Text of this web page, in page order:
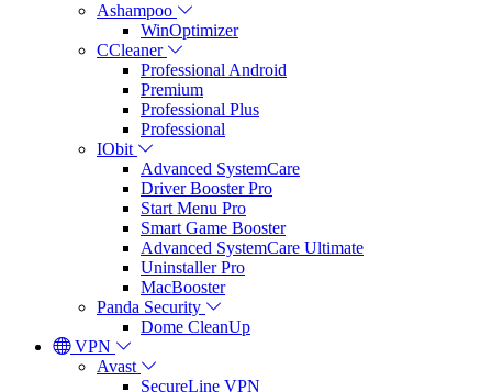
Ashampoo
WinOptimizer
CCleaner
Professional Android
Premium
Professional Plus
Professional
IObit
Advanced SystemCare
Driver Booster Pro
Start Menu Pro
Smart Game Booster
Advanced SystemCare Ultimate
Uninstaller Pro
MacBooster
Panda Security
Dome CleanUp
VPN
Avast
SecureLine VPN